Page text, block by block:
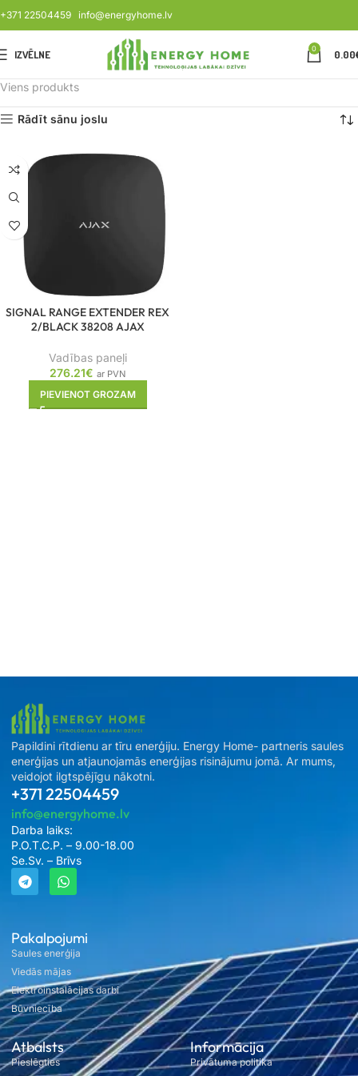
+371 22504459 info@energyhome.lv
IZVĒLNE 0 0.00
Viens produkts
Rādīt sānu joslu
SIGNAL RANGE EXTENDER REX
2/BLACK 38208 AJAX
Vadības paneļi
276.21€ ar PVN
PIEVIENOT GROZAM
Pakalpojumi
Saules enerģija
Viedās mājas
Elektroinstalācijas darbi
Būvniecība
Atbalsts
Pieslēgties
Informācija
Privātuma politika
Papildini rītdienu ar tīru enerģiju. Energy Home- partneris saules
enerģijas un atjaunojamās enerģijas risinājumu jomā. Ar mums,
veidojot ilgtspējīgu nākotni.
+371 22504459
info@energyhome.lv
Darba laiks:
P.O.T.C.P. – 9.00-18.00
Se.Sv. – Brīvs